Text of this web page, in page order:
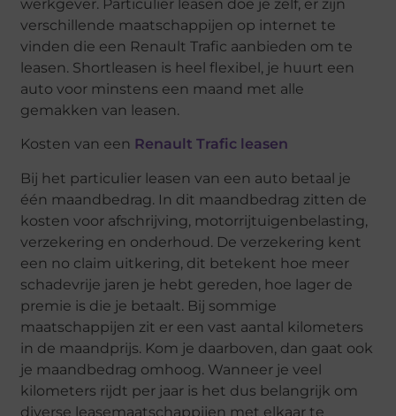
werkgever. Particulier leasen doe je zelf, er zijn
verschillende maatschappijen op internet te
vinden die een Renault Trafic aanbieden om te
leasen. Shortleasen is heel flexibel, je huurt een
auto voor minstens een maand met alle
gemakken van leasen.
Kosten van een Renault Trafic leasen
Bij het particulier leasen van een auto betaal je
één maandbedrag. In dit maandbedrag zitten de
kosten voor afschrijving, motorrijtuigenbelasting,
verzekering en onderhoud. De verzekering kent
een no claim uitkering, dit betekent hoe meer
schadevrije jaren je hebt gereden, hoe lager de
premie is die je betaalt. Bij sommige
maatschappijen zit er een vast aantal kilometers
in de maandprijs. Kom je daarboven, dan gaat ook
je maandbedrag omhoog. Wanneer je veel
kilometers rijdt per jaar is het dus belangrijk om
diverse leasemaatschappijen met elkaar te